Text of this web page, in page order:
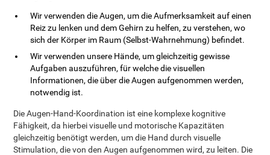
Wir verwenden die Augen, um die Aufmerksamkeit auf einen
Reiz zu lenken und dem Gehirn zu helfen, zu verstehen, wo
sich der Körper im Raum (Selbst-Wahrnehmung) befindet.
Wir verwenden unsere Hände, um gleichzeitig gewisse
Aufgaben auszuführen, für welche die visuellen
Informationen, die über die Augen aufgenommen werden,
notwendig ist.
Die Augen-Hand-Koordination ist eine komplexe kognitive
Fähigkeit, da hierbei visuelle und motorische Kapazitäten
gleichzeitig benötigt werden, um die Hand durch visuelle
Stimulation, die von den Augen aufgenommen wird, zu leiten. Die